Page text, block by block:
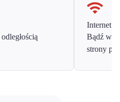
Internet
Bądź w
strony